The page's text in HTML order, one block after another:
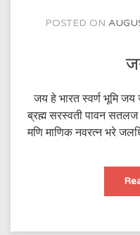
POSTED ON
जय हे भारत स्वर्ण भूमि
ब्रह्म सरस्वती पावन सतलज
मणि माणिक नवरत्न भरे